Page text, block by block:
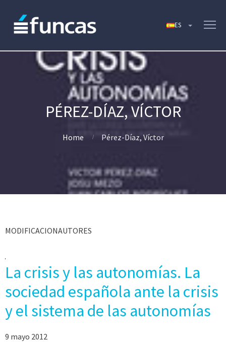
PÉREZ-DÍAZ, VÍCTOR
Home Pérez-Díaz, Víctor
MODIFICACIONAUTORES
La crisis y las autonomías. La
sociedad española ante la crisis
y el sistema de las autonomías
9 mayo 2012